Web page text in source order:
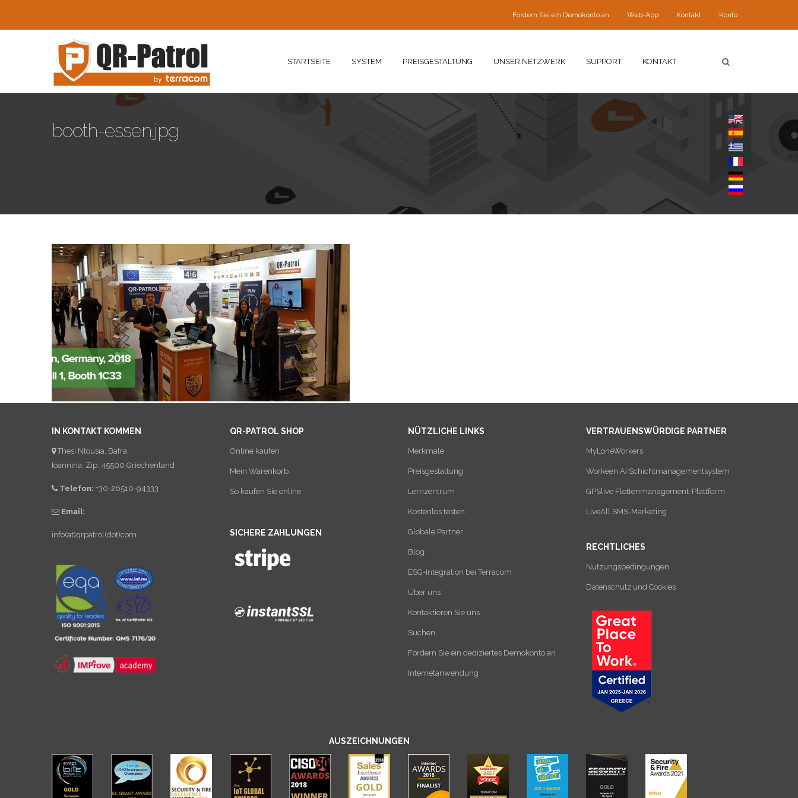
Fordern Sie ein Demokonto an Web-App Kontakt Konto
STARTSEITE SYSTEM PREISGESTALTUNG UNSER NETZWERK SUPPORT KONTAKT
booth-essen.jpg
IN KONTAKT KOMMEN
Thesi Ntousia, Bafra,
Ioannina, Zip: 45500 Griechenland
Telefon: +30-26510-94333
Email:
info(at)qrpatrol(dot)com
QR-PATROL SHOP
Online kaufen
Mein Warenkorb
So kaufen Sie online
SICHERE ZAHLUNGEN
NÜTZLICHE LINKS
Merkmale
Preisgestaltung
Lernzentrum
Kostenlos testen
Globale Partner
Blog
ESG-Integration bei Terracom
Über uns
Kontaktieren Sie uns
Suchen
Fordern Sie ein dediziertes Demokonto an
Internetanwendung
VERTRAUENSWÜRDIGE PARTNER
MyLoneWorkers
Workeen AI Schichtmanagementsystem
GPSlive Flottenmanagement-Plattform
LiveAll SMS-Marketing
RECHTLICHES
Nutzungsbedingungen
Datenschutz und Cookies
AUSZEICHNUNGEN